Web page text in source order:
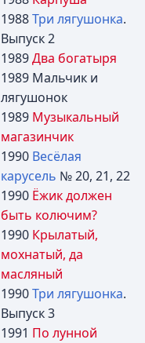
1988Три лягушонка.
Выпуск 2
1989Два богатыря
1989 Мальчик и
лягушонок
1989 Музыкальный
магазинчик
1990 Весёлая
карусель № 20, 21, 22
1990 Ёжик должен
быть колючим?
1990 Крылатый,
мохнатый, да
масляный
1990Три лягушонка.
Выпуск 3
1991 По лунной